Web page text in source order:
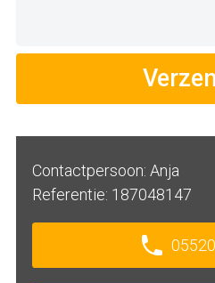
Contactpersoon: Anja
Referentie: 187048147